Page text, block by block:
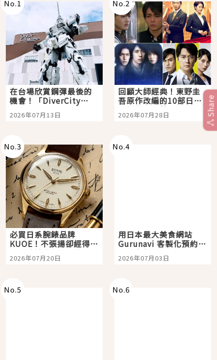
No.1
在台場欣賞鋼彈最後的
機會！「DiverCity
Tokyo Plaza」搭船、
購物、美食及夜景，一
2026年07月13日
No.2
回顧大師經典！東野圭
吾原作改編的10部日本
影視作品推薦
2026年07月28日
No.3
必買日系腕錶品牌
KUOE！不張揚卻經得起
時間洗鍊的經典之作五
選
2026年07月20日
No.4
用日本最大美食網站
Gurunavi 客製化預約九
大都市餐廳，打造專屬
美食體驗！
2026年07月03日
No.5 No.6
Share